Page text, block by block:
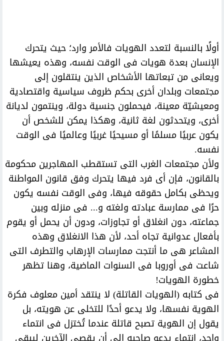
أولًا بالنسبة لتعدد الهويات فالأمر وارد؛ حيث يتحرك
الإنسان بعدة هويات فى الوقت نفسه، وهذه يعيشها
ويعانى من تبعاتها الأشخاص الذين ينتقلون إلى
مجتمعات وبلدان أخرى بحكم ظروف سياسية واقتصادية
ومعيشيّة معينة، فيحملون جنسية دولة، وينتمون لديانة
أخرى، ويتحدثون لغة ثانية، وهكذا يمكن للشخص أن
يكون عربيًا مسلمًا أو مسيحيًا غربيًا وعالميًا فى الوقت
نفسه.
ولأن مجتمعات الغرب التى تستقطب المهاجرين محكومة
بالقانون، فإن أى فرد فيها يتحرك وفق قانون المواطنة
ويحظى بكامل حقوقه فيها، وفى الوقت نفسه يكون
حرًا فى ممارسة عبادته ولغته و... فى منزله وبين
جماعته، دون انغلاق أو تجاوزات، ودون أن يحمل أو يقوم
بأفعال عدوانية تجاه أحد، لأن هذا الانغلاق وهذه
المشاعر هى ما أنتجت ممارسات الإرهاب والتطرف التى
شاعت فى أوروبا فى السنوات الماضية، وهنا تظهر
خطورة الهويات!
فى كتابه (الهويات القاتلة) لا ينتقد أمين معلوف فكرة
الهوية نفسها، ولا يدعو أحدًا للتخلى عن هويته، بل
يقول إن الهوية تصبح قاتلة عندما تُختزل فى انتماء